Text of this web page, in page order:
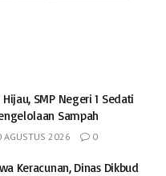
SMP Negeri 1 Sedati
Sampah
2026 0
Keracunan, Dinas Dikbud